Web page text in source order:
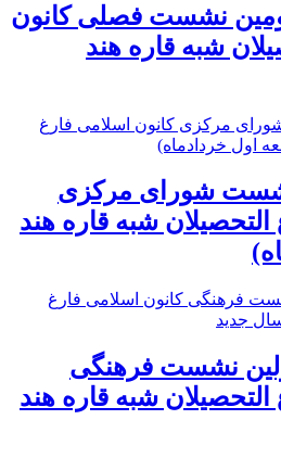
نشست فصلی کانون
شبه قاره هند
شورای مرکزی
شبه قاره هند
نشست فرهنگی
شبه قاره هند